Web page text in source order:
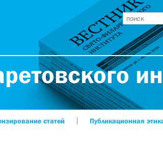
статей Публикационная